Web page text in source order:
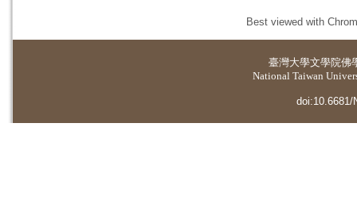
Best viewed with
臺灣大學文學院佛
National Taiwan
doi:10.6681/